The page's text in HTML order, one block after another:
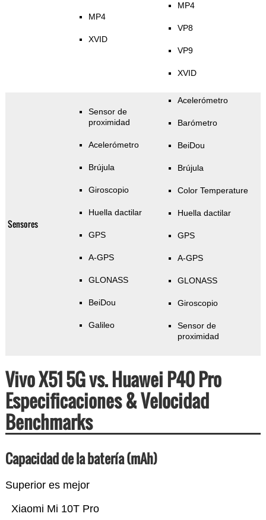
MP4
XVID
MP4
VP8
VP9
XVID
Sensores
Sensor de
proximidad
Acelerómetro
Brújula
Giroscopio
Huella dactilar
GPS
A-GPS
GLONASS
BeiDou
Galileo
Acelerómetro
Barómetro
BeiDou
Brújula
Color Temperature
Huella dactilar
GPS
A-GPS
GLONASS
Giroscopio
Sensor de
proximidad
Vivo X51 5G vs. Huawei P40 Pro
Especificaciones & Velocidad
Benchmarks
Capacidad de la batería (mAh)
Superior es mejor
Xiaomi Mi 10T Pro